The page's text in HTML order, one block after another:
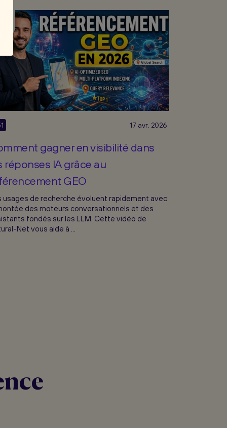
17 avr. 2026
gagner en visibilité dans
réponses IA grâce au
GEO
usages de recherche évoluent rapidement avec
des moteurs conversationnels et des
fondés sur les LLM. Cette vidéo de
Net vous aide à ...